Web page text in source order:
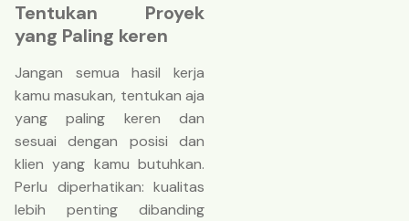
Tentukan Proyek
yang Paling keren
Jangan semua hasil kerja
kamu masukan, tentukan aja
yang paling keren dan
sesuai dengan posisi dan
klien yang kamu butuhkan.
Perlu diperhatikan: kualitas
lebih penting dibanding